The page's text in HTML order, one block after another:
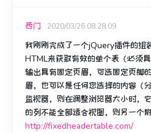
西门 2020/03/26 08:28:09
我刚刚完成了一个jQuery插件的组
HTML来获取有效的单个表（必须
输出具有固定页眉，可选固定页脚
眉，也可以是任何您选择的内容（分
监视器，则在调整浏览器大小时，
的列不能全部适合视图，则另一个
http://fixedheadertable.com/